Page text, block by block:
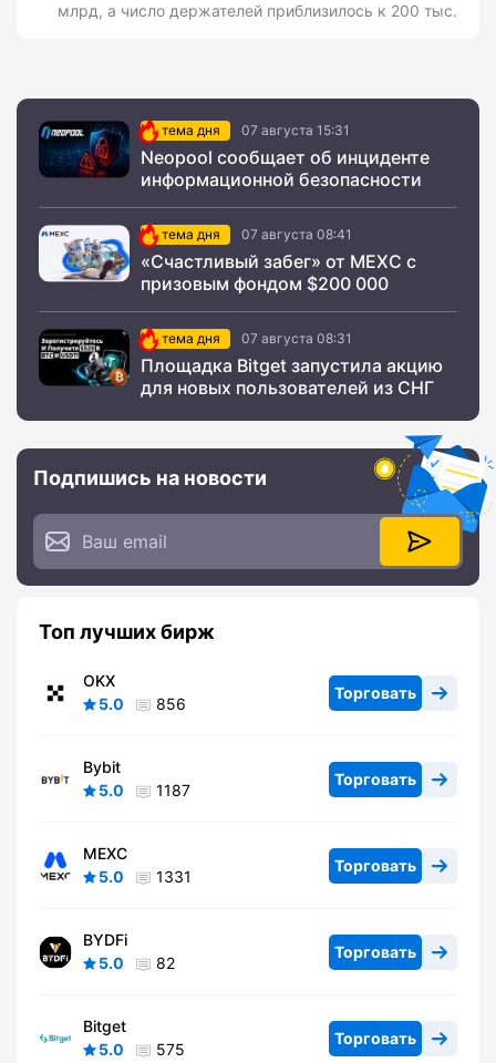
млрд, а число держателей приблизилось к 200 тыс.
тема дня 07 августа 15:31
Neopool сообщает об инциденте
информационной безопасности
тема дня 07 августа 08:41
«Счастливый забег» от MEXC с
призовым фондом $200 000
тема дня 07 августа 08:31
Площадка Bitget запустила акцию
для новых пользователей из СНГ
Подпишись на новости
Топ лучших бирж
OKX
5.0
856
Торговать
Bybit
5.0
1187
Торговать
MEXC
5.0
1331
Торговать
BYDFi
5.0
82
Торговать
Bitget
5.0
575
Торговать